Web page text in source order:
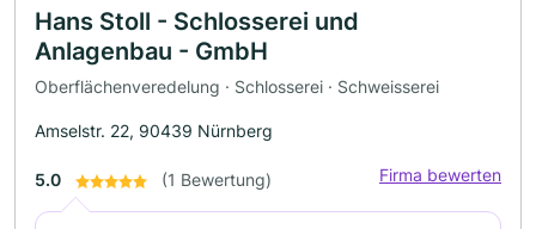
Hans Stoll - Schlosserei und
Anlagenbau - GmbH
Oberflächenveredelung · Schlosserei · Schweisserei
Amselstr. 22, 90439 Nürnberg
5.0 (1 Bewertung) Firma bewerten